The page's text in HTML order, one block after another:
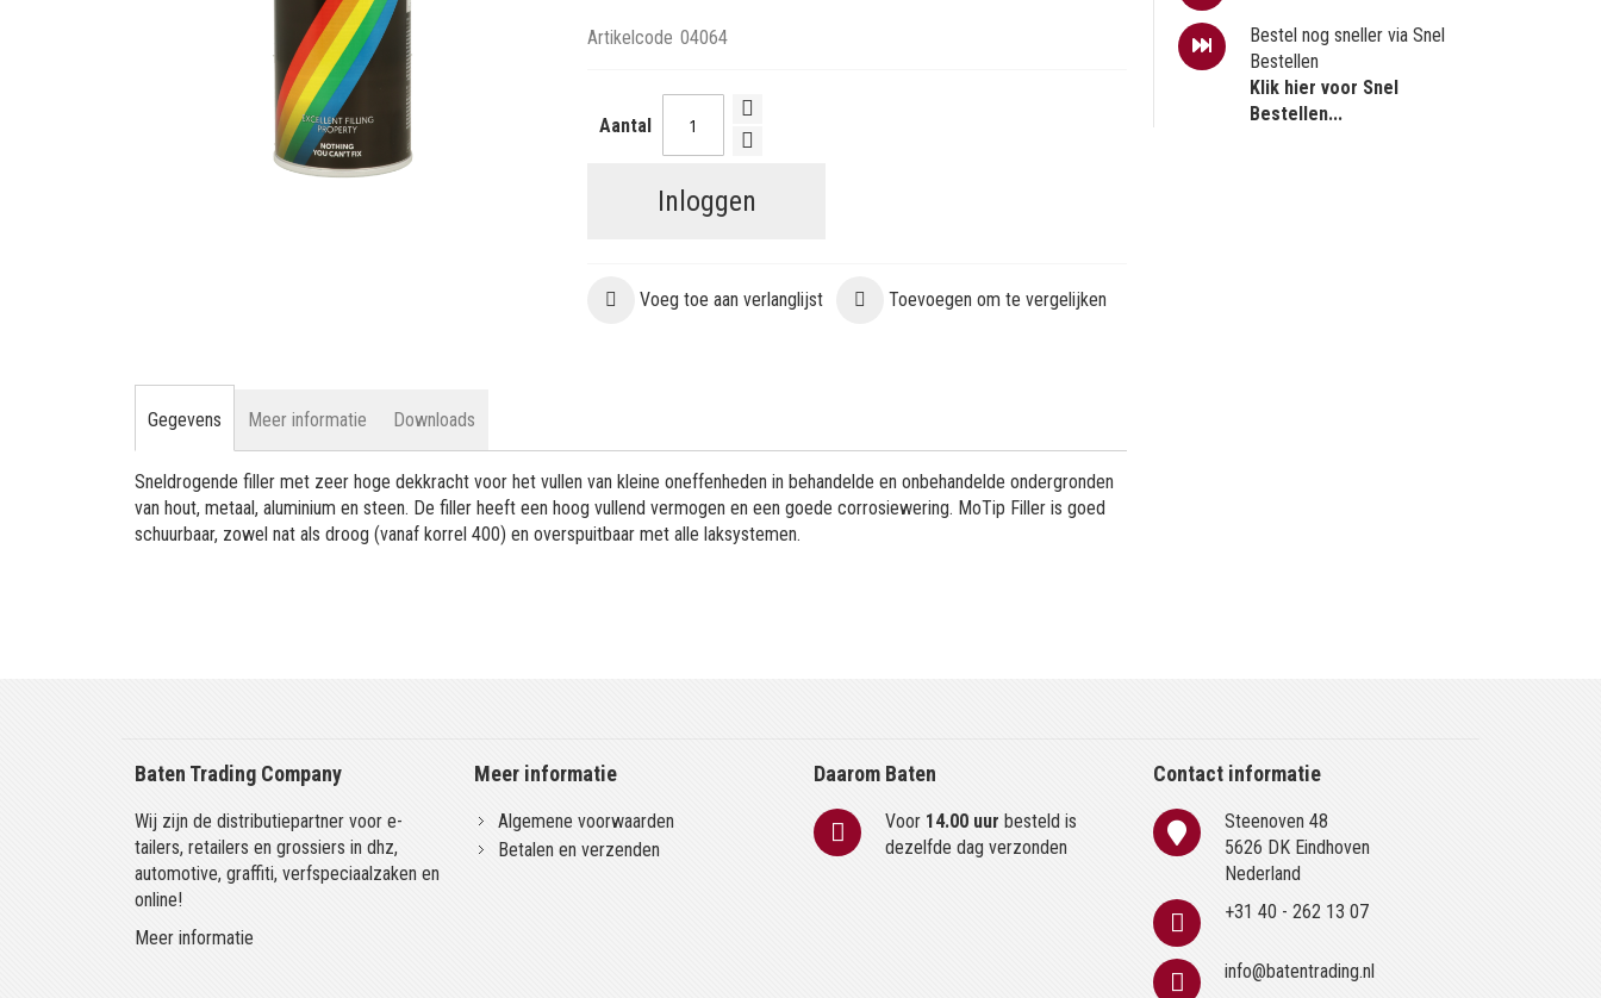
gallerij
Artikelcode 04064
Aantal
Inloggen
Voeg toe aan verlanglijst Toevoegen om te vergelijken
Bestel nog sneller via Snel
Bestellen
Klik hier voor Snel
Bestellen...
Gegevens
Sneldrogende filler met zeer hoge dekkracht voor het vullen van kleine oneffenheden in behandelde en onbehandelde ondergronden
van hout, metaal, aluminium en steen. De filler heeft een hoog vullend vermogen en een goede corrosiewering. MoTip Filler is goed
schuurbaar, zowel nat als droog (vanaf korrel 400) en overspuitbaar met alle laksystemen.
Meer informatie Downloads
Baten Trading Company
Wij zijn de distributiepartner voor e-
tailers, retailers en grossiers in dhz,
automotive, graffiti, verfspeciaalzaken en
online!
Meer informatie
Meer informatie
Algemene voorwaarden
Betalen en verzenden
Daarom Baten
Voor 14.00 uur besteld is
dezelfde dag verzonden
Contact informatie
Steenoven 48
5626 DK Eindhoven
Nederland
+31 40 - 262 13 07
info@batentrading.nl